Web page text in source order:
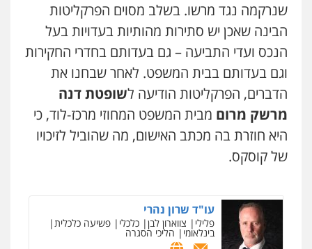
שנרקמה נגד מרשו. בשלב מסוים הפרקליטות
הבינה שאכן יש סתירות מהותיות בעדויות בעל
הנכס ועדי התביעה – גם בעדותם בחדרי החקירות
וגם בעדותם בבית המשפט. לאחר שבחנו את
הדברים, הפרקליטות הודיעה לשופטת דנה
מרשק מרום מבית המשפט המחוזי מרכז-לוד, כי
היא חוזרת בה מכתב האישום, מה שהוביל לזיכויו
של קוסקס.
עו"ד שרון נהרי
פלילי צווארון לבן כלכלי פשיעה כלכלית
בינלאומי הליכי הסגרה